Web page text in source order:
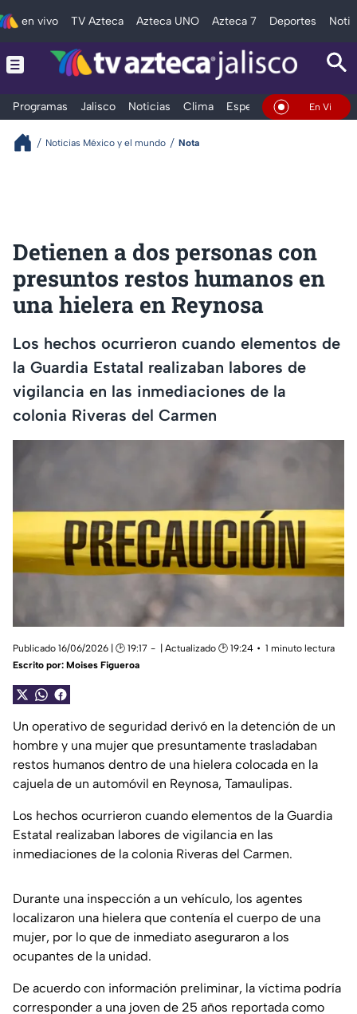
en vivo TV Azteca Azteca UNO Azteca 7 Deportes
Programas Jalisco Noticias Clima Espectáculos Deportes
En Vivo
Noticias México y el mundo Nota
Detienen a dos personas con
presuntos restos humanos en
una hielera en Reynosa
Los hechos ocurrieron cuando elementos de
la Guardia Estatal realizaban labores de
vigilancia en las inmediaciones de la
colonia Riveras del Carmen
Publicado 16/06/2026 | 🕑 19:17 | Actualizado 🕑 19:24
1 minuto lectura
Escrito por: Moises Figueroa
Un operativo de seguridad derivó en la detención de un
hombre y una mujer que presuntamente trasladaban
restos humanos dentro de una hielera colocada en la
cajuela de un automóvil en Reynosa, Tamaulipas.
Los hechos ocurrieron cuando elementos de la Guardia
Estatal realizaban labores de vigilancia en las
inmediaciones de la colonia Riveras del Carmen.
Durante una inspección a un vehículo, los agentes
localizaron una hielera que contenía el cuerpo de una
mujer, por lo que de inmediato aseguraron a los
ocupantes de la unidad.
De acuerdo con información preliminar, la víctima podría
corresponder a una joven de 25 años reportada como